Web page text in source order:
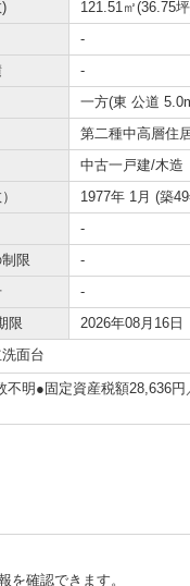
121.51㎡(36.75
-
-
一方(東 公道
第二種中高層住
中古一戸建/木造
1977年 1月 (築
-
限
-
-
限
2026年08月16日
面台
明●固定資産税額28,636
を確認できます。